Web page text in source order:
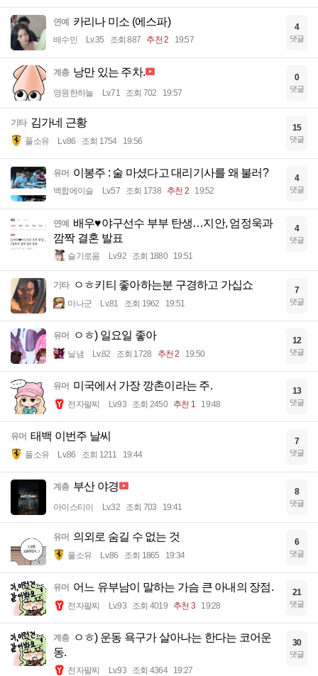
연예 카리나 미소 (에스파)
배수민 Lv.35 조회 887 추천 2 19:57
4
댓글
계층 낭만 있는 주차.
영원한하늘 Lv.71 조회 702 19:57
0
댓글
기타 김가네 근황
풀소유 Lv.86 조회 1754 19:56
15
댓글
유머 이봉주 : 술 마셨다고 대리기사를 왜 불러?
백합에이슬 Lv.57 조회 1738 추천 2 19:52
4
댓글
연예 배우♥야구선수 부부 탄생…지안, 엄정욱과
깜짝 결혼 발표
슬기로움 Lv.92 조회 1880 19:51
4
댓글
기타 ㅇㅎ키티 좋아하는분 구경하고 가십쇼
마나군 Lv.81 조회 1962 19:51
7
댓글
유머 ㅇㅎ) 일요일 좋아
닐냄 Lv.82 조회 1728 추천 2 19:50
12
댓글
유머 미국에서 가장 깡촌이라는 주.
전자팔찌 Lv.93 조회 2450 추천 1 19:48
13
댓글
유머 태백 이번주 날씨
풀소유 Lv.86 조회 1211 19:44
7
댓글
계층 부산 야경
아이스티이 Lv.32 조회 703 19:41
8
댓글
유머 의외로 숨길 수 없는 것
풀소유 Lv.86 조회 1865 19:34
6
댓글
유머 어느 유부남이 말하는 가슴 큰 아내의 장점.
전자팔찌 Lv.93 조회 4019 추천 3 19:28
21
댓글
계층
ㅇㅎ) 운동 욕구가 살아나는 한다는 코어운
동.
전자팔찌 Lv.93 조회 4364 19:27
30
댓글